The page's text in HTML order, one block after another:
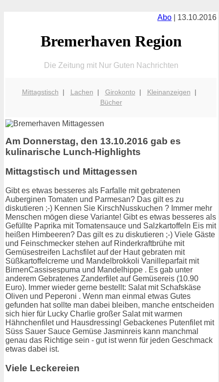
Abo | 13.10.2016
Bremerhaven Region
Die Zeitung mit Nur Guten Nachrichten
Mittagstisch | Lachen | Girokonto | Kleinanzeigen |
Bücher
Am Donnerstag, den 13.10.2016 gab es
kulinarische Lunch-Highlights
Mittagstisch und Mittagessen
Gibt es etwas besseres als Farfalle mit gebratenen
Auberginen Tomaten und Parmesan? Das gilt es zu
diskutieren ;-) Kennen Sie KirschNusskuchen ? Immer mehr
Menschen mögen diese Variante! Gibt es etwas besseres als
Gefüllte Paprika mit Tomatensauce und Salzkartoffeln Eis mit
heißen Himbeeren? Das gilt es zu diskutieren ;-) Viele Gäste
und Feinschmecker stehen auf Rinderkraftbrühe mit
Gemüsestreifen Lachsfilet auf der Haut gebraten mit
Süßkartoffelcreme und Mandelbrokkoli Vanilleparfait mit
BirnenCassisespuma und Mandelhippe . Es gab unter
anderem Gebratenes Zanderfilet auf Gemüsereis (10.90
Euro). Immer wieder gerne bestellt: Salat mit Schafskäse
Oliven und Peperoni . Wenn man einmal etwas Gutes
gefunden hat sollte man dabei bleiben, manche entscheiden
sich hier für Lucky Charlie großer Salat mit warmen
Hähnchenfilet und Hausdressing! Gebackenes Putenfilet mit
Süss Sauer Sauce Gemüse Jasminreis kann manchmal
genau das Richtige sein - gut ist wenn für jeden Geschmack
etwas dabei ist.
Viele Leckereien